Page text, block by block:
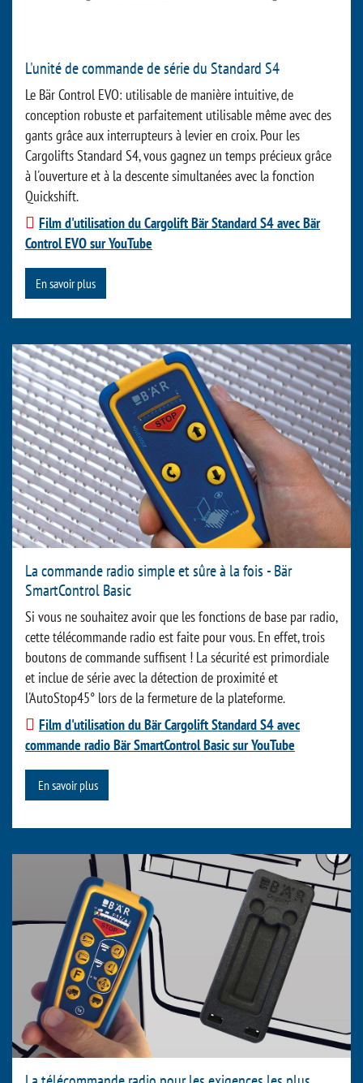
L'unité de commande de série du Standard S4
Le Bär Control EVO: utilisable de manière intuitive, de
conception robuste et parfaitement utilisable même avec des
gants grâce aux interrupteurs à levier en croix. Pour les
Cargolifts Standard S4, vous gagnez un temps précieux grâce
à l'ouverture et à la descente simultanées avec la fonction
Quickshift.
Film d'utilisation du Cargolift Bär Standard S4 avec Bär
Control EVO sur YouTube
En savoir plus
La commande radio simple et sûre à la fois - Bär
SmartControl Basic
Si vous ne souhaitez avoir que les fonctions de base par radio,
cette télécommande radio est faite pour vous. En effet, trois
boutons de commande suffisent ! La sécurité est primordiale
et inclue de série avec la détection de proximité et
l'AutoStop45° lors de la fermeture de la plateforme.
Film d'utilisation du Bär Cargolift Standard S4 avec
commande radio Bär SmartControl Basic sur YouTube
En savoir plus